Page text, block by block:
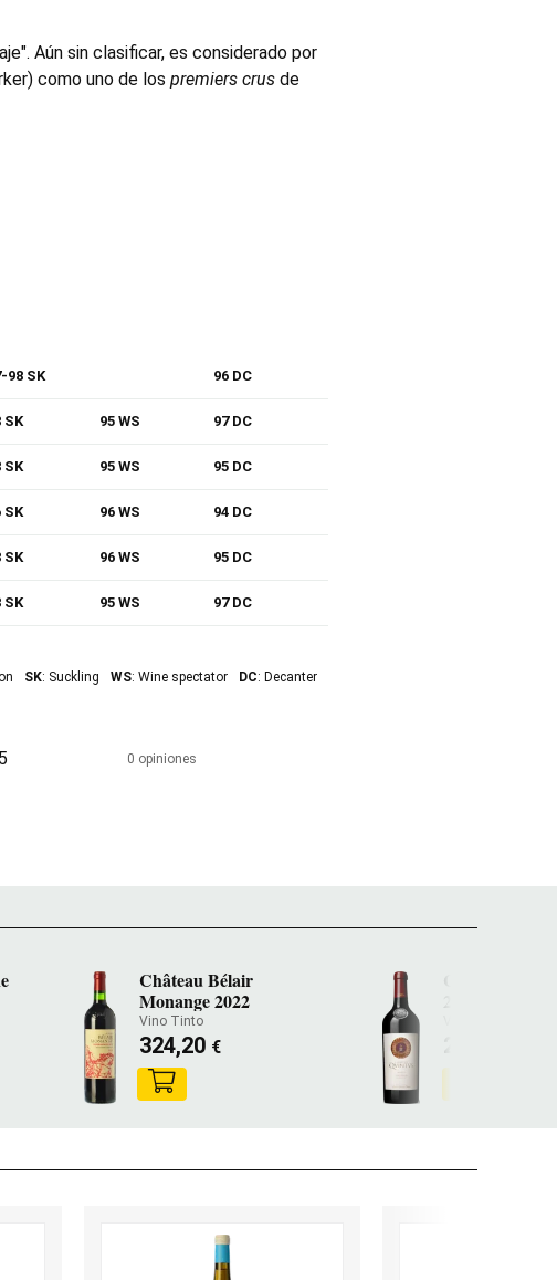
Aún sin clasificar, es considerado por
como uno de los premiers crus de
98 SK 96 DC
SK 95 WS 97 DC
SK 95 WS 95 DC
SK 96 WS 94 DC
SK 96 WS 95 DC
SK 95 WS 97 DC
SK: Suckling WS: Wine spectator DC: Decanter
0 opiniones
Château Bélair
Monange 2022
Vino Tinto
324,20 €